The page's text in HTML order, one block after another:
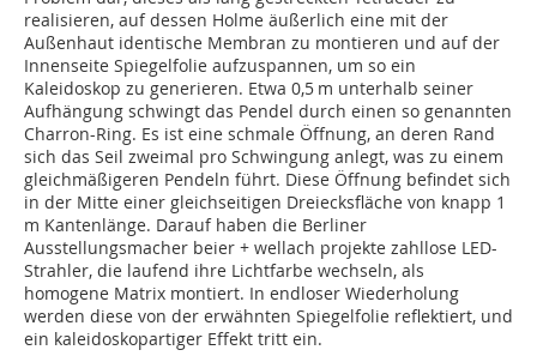
realisieren, auf dessen Holme äußerlich eine mit der
Außenhaut identische Membran zu montieren und auf der
Innenseite Spiegelfolie aufzuspannen, um so ein
Kaleidoskop zu generieren. Etwa 0,5 m unterhalb seiner
Aufhängung schwingt das Pendel durch einen so genannten
Charron-Ring. Es ist eine schmale Öffnung, an deren Rand
sich das Seil zweimal pro Schwingung anlegt, was zu einem
gleichmäßigeren Pendeln führt. Diese Öffnung befindet sich
in der Mitte einer gleichseitigen Dreiecksfläche von knapp 1
m Kantenlänge. Darauf haben die Berliner
Ausstellungsmacher beier + wellach projekte zahllose LED-
Strahler, die laufend ihre Lichtfarbe wechseln, als
homogene Matrix montiert. In endloser Wiederholung
werden diese von der erwähnten Spiegelfolie reflektiert, und
ein kaleidoskopartiger Effekt tritt ein.